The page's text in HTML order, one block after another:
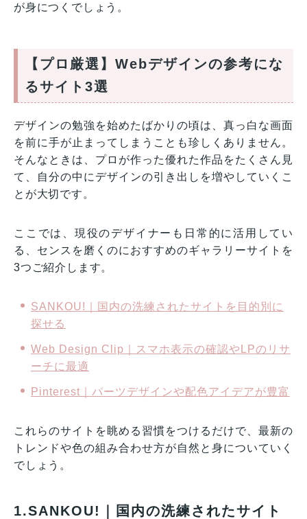
が身につくでしょう。
【プロ厳選】Webデザインの参考にな
るサイト3選
デザインの勉強を始めたばかりの頃は、真っ白な画面
を前に手が止まってしまうことも珍しくありません。
そんなときは、プロが作った優れた作品をたくさん見
て、自分の中にデザインの引き出しを増やしていくこ
とが大切です。
ここでは、現役のデザイナーも日常的に活用してい
る、センスを磨くのにおすすめのギャラリーサイトを
3つご紹介します。
SANKOU!｜国内の洗練されたサイトを目的別に
探せる
Web Design Clip｜スマホ表示の確認やLPのリサ
ーチに最適
Pinterest｜パーツデザインや配色アイデアが豊富
これらのサイトを眺める習慣をつけるだけで、最新の
トレンドや色の組み合わせ方が自然と身についていく
でしょう。
1.SANKOU!｜国内の洗練されたサイト